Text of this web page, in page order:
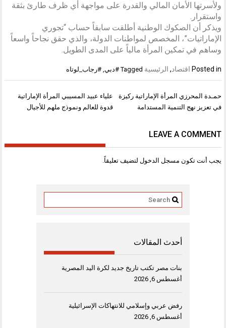
ولأسرتها الأمان المالي والقدرة على مواجهة أي ظرف طارئ بثقة
واستقرار.
ويذكر أن الصكوك الوطنية أطلقت سابقاً حساب “تجوري
الإماراتيات”، المخصص لمواطنات الدولة، والذي حقق نجاحاً واسعاً
وساهم في تمكين المرأة مالياً على المدى الطويل.
Posted in اقتصاد, الرئيسية Tagged #دبي,#رجاب_لوتاه
تصفّح
المقالات
علياء عبيد المسيبي المرأة الإماراتية
قدوة للعالم ونموذج ملهم للأجيال
حمـدة المحرزي المرأة الإماراتية ركيزة
في تعزيز نهج التنمية المستدامة
LEAVE A COMMENT
يجب أنت تكون مسجل الدخول لتضيف تعليقاً.
أحدث المقالات
بنات مصر تكتب تاريخ جديد لكرة اليد المصرية
أغسطس 6, 2026
رفض عربي وإسلامي للانتهاكات الإسرائيلية
أغسطس 6, 2026